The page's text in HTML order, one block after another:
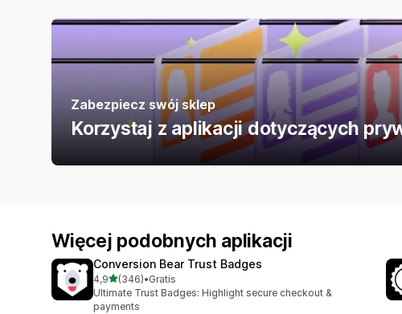
Zabezpiecz swój sklep
Korzystaj z aplikacji dotyczących
Więcej podobnych aplikacji
Conversion Bear Trust Badges
4,9na 5 gwiazdek
(346)
Łączna liczba recenzji: 346
•Gratis
Ultimate Trust Badges: Highlight secure checkout &
payments